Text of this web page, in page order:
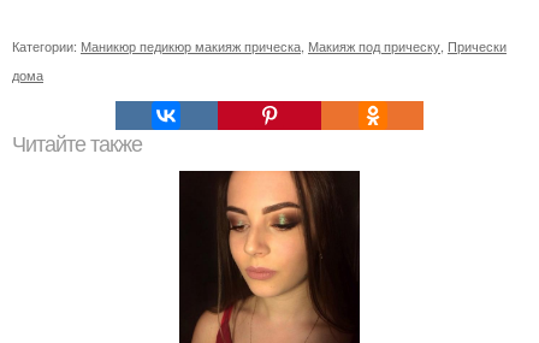
Категории: Маникюр педикюр макияж прическа Макияж под прическу Прически
дома
Читайте также